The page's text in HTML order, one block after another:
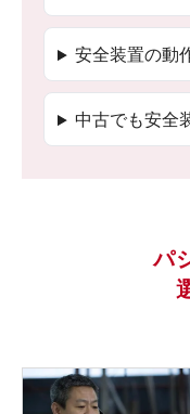
安全装置の動
中古でも安全
パ